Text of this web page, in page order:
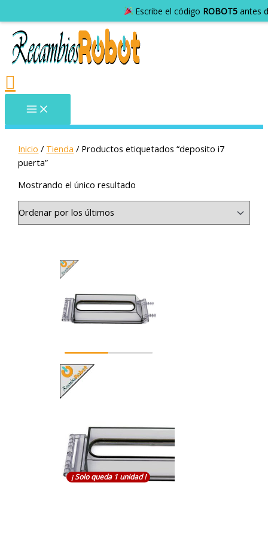
Inicio / Tienda / Productos etiquetados “deposito i7
puerta”
Mostrando el único resultado
¡ Solo queda 1 unidad !